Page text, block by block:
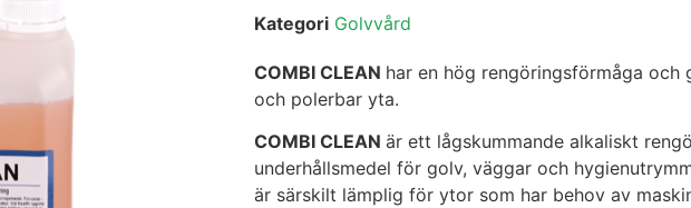
Kategori Golvvård
COMBI CLEAN har en hög rengöringsförmåga och
och polerbar yta.
COMBI CLEAN är ett lågskummande alkaliskt
underhållsmedel för golv, väggar och
är särskilt lämplig för ytor som har behov av